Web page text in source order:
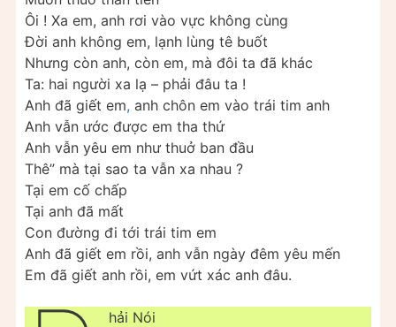
Ôi ! Xa em, anh rơi vào vực không cùng
Đời anh không em, lạnh lùng tê buốt
Nhưng còn anh, còn em, mà đôi ta đã khác
Ta: hai người xa lạ – phải đâu ta !
Anh đã giết em, anh chôn em vào trái tim anh
Anh vẫn ước được em tha thứ
Anh vẫn yêu em như thuở ban đầu
Thê” mà tại sao ta vẫn xa nhau ?
Tại em cố chấp
Tại anh đã mất
Con đường đi tới trái tim em
Anh đã giết em rồi, anh vẫn ngày đêm yêu mến
Em đã giết anh rồi, em vứt xác anh đâu.
hải Nói